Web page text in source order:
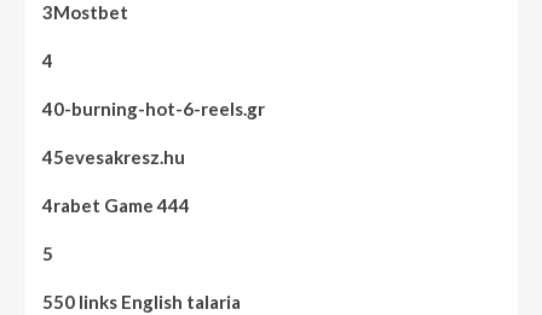
3Mostbet
4
40-burning-hot-6-reels.gr
45evesakresz.hu
4rabet Game 444
5
550 links English talaria